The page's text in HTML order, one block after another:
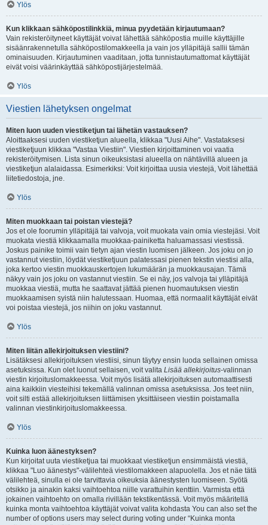
Ylös
Kun klikkaan sähköpostilinkkiä, minua pyydetään kirjautumaan?
Vain rekisteröityneet käyttäjät voivat lähettää sähköpostia muille käyttäjille
sisäänrakennetulla sähköpostilomakkeella ja vain jos ylläpitäjä sallii tämän
ominaisuuden. Kirjautuminen vaaditaan, jotta tunnistautumattomat käyttäjät
eivät voisi väärinkäyttää sähköpostijärjestelmää.
Ylös
Viestien lähetyksen ongelmat
Miten luon uuden viestiketjun tai lähetän vastauksen?
Aloittaaksesi uuden viestiketjun alueella, klikkaa "Uusi Aihe". Vastataksesi
viestiketjuun klikkaa "Vastaa Viestiin". Viestien kirjoittaminen voi vaatia
rekisteröitymisen. Lista sinun oikeuksistasi alueella on nähtävillä alueen ja
viestiketjun alalaidassa. Esimerkiksi: Voit kirjoittaa uusia viestejä, Voit lähettää
liitetiedostoja, jne.
Ylös
Miten muokkaan tai poistan viestejä?
Jos et ole foorumin ylläpitäjä tai valvoja, voit muokata vain omia viestejäsi. Voit
muokata viestiä klikkaamalla muokkaa-painiketta haluamassasi viestissä.
Joskus painike toimii vain tietyn ajan viestin luomisen jälkeen. Jos joku on jo
vastannut viestiin, löydät viestiketjuun palatessasi pienen tekstin viestisi alla,
joka kertoo viestin muokkauskertojen lukumäärän ja muokkausajan. Tämä
näkyy vain jos joku on vastannut viestiin. Se ei näy, jos valvoja tai ylläpitäjä
muokkaa viestiä, mutta he saattavat jättää pienen huomautuksen viestin
muokkaamisen syistä niin halutessaan. Huomaa, että normaalit käyttäjät eivät
voi poistaa viestejä, jos niihin on joku vastannut.
Ylös
Miten liitän allekirjoituksen viestiini?
Lisätäksesi allekirjoituksen viestiisi, sinun täytyy ensin luoda sellainen omissa
asetuksissa. Kun olet luonut sellaisen, voit valita Lisää allekirjoitus-valinnan
viestin kirjoituslomakkeessa. Voit myös lisätä allekirjoituksen automaattisesti
aina kaikkiin viesteihisi tekemällä valinnan omissa asetuksissa. Jos teet niin,
voit silti estää allekirjoituksen liittämisen yksittäiseen viestiin poistamalla
valinnan viestinkirjoituslomakkeessa.
Ylös
Kuinka luon äänestyksen?
Kun kirjoitat uuta viestiketjua tai muokkaat viestiketjun ensimmäistä viestiä,
klikkaa "Luo äänestys"-välilehteä viestilomakkeen alapuolella. Jos et näe tätä
välilehteä, sinulla ei ole tarvittavia oikeuksia äänestysten luomiseen. Syötä
otsikko ja ainakin kaksi vaihtoehtoa niille varattuihin kenttiin. Varmista että
jokainen vaihtoehto on omalla rivillään tekstikentässä. Voit myös määritellä
kuinka monta vaihtoehtoa käyttäjät voivat valita kohdasta You can also set the
number of options users may select during voting under “Kuinka monta